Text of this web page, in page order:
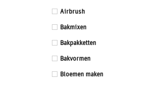
Airbrush
Bakmixen
Bakpakketten
Bakvormen
Bloemen maken